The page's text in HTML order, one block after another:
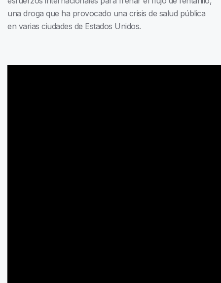
una droga que ha provocado una crisis de salud pública
en varias ciudades de Estados Unidos.